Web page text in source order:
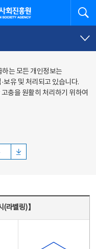
는 모든 개인정보는
보유 및 처리되고 있습니다.
충을 원활히 처리하기 위하여
(라벨링)】